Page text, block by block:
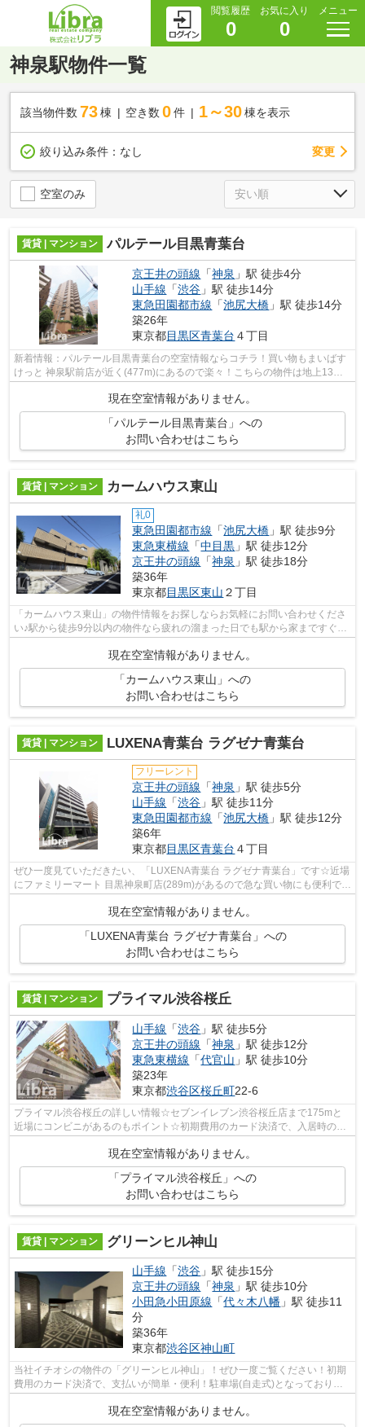
閲覧履歴
0
お気に入り
0
メニュー
神泉駅物件一覧
該当物件数 73棟 空き数 0 件 1～30 棟を表示
絞り込み条件： なし 変更
空室のみ
賃貸 | マンション パルテール目黒青葉台
京王井の頭線 「神泉 」駅 徒歩4分
山手線 「渋谷 」駅 徒歩14分
東急田園都市線 「池尻大橋 」駅 徒歩14分
築26年
東京都目黒区青葉台 ４丁目
新着情報：パルテール目黒青葉台の空室情報ならコチラ！買い物もまいばす
けっと 神泉駅前店が近く(477m)にあるので楽々！こちらの物件は地上13階
建て！重たい荷物でも困らないエレベー...
現在空室情報がありません。
「パルテール目黒青葉台」への
お問い合わせはこちら
賃貸 | マンション カームハウス東山
礼0
東急田園都市線 「池尻大橋 」駅 徒歩9分
東急東横線 「中目黒 」駅 徒歩12分
京王井の頭線 「神泉 」駅 徒歩18分
築36年
東京都目黒区東山 ２丁目
「カームハウス東山」の物件情報をお探しならお気軽にお問い合わせくださ
い♪駅から徒歩9分以内の物件なら疲れの溜まった日でも駅から家まですぐで
現在空室情報がありません。
「カームハウス東山」への
お問い合わせはこちら
賃貸 | マンション LUXENA青葉台 ラグゼナ青葉台
フリーレント
京王井の頭線 「神泉 」駅 徒歩5分
山手線 「渋谷 」駅 徒歩11分
東急田園都市線 「池尻大橋 」駅 徒歩12分
築6年
東京都目黒区青葉台 ４丁目
ぜひ一度見ていただきたい、「LUXENA青葉台 ラグゼナ青葉台」です☆近場
にファミリーマート 目黒神泉町店(289m)があるので急な買い物にも便利です
☆多くの方にイチオシのエレベーター付...
現在空室情報がありません。
「LUXENA青葉台 ラグゼナ青葉台」への
お問い合わせはこちら
賃貸 | マンション プライマル渋谷桜丘
山手線 「渋谷 」駅 徒歩5分
京王井の頭線 「神泉 」駅 徒歩12分
東急東横線 「代官山 」駅 徒歩10分
築23年
東京都渋谷区桜丘町22-6
プライマル渋谷桜丘の詳しい情報☆セブンイレブン渋谷桜丘店まで175mと
近場にコンビニがあるのもポイント☆初期費用のカード決済で、入居時の負
現在空室情報がありません。
「プライマル渋谷桜丘」への
お問い合わせはこちら
賃貸 | マンション グリーンヒル神山
山手線 「渋谷 」駅 徒歩15分
京王井の頭線 「神泉 」駅 徒歩10分
小田急小田原線 「代々木八幡 」駅 徒歩11
分
築36年
東京都渋谷区神山町
当社イチオシの物件の「グリーンヒル神山」！ぜひ一度ご覧ください！初期
費用のカード決済で、支払いが簡単・便利！駐車場(自走式)となっておりま
現在空室情報がありません。